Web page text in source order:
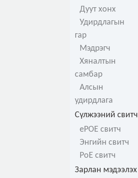
Дуут хонх
Удирдлагын
гар
Мэдрэгч
Хяналтын
самбар
Алсын
удирдлага
Сүлжээний свитч
ePOE свитч
Энгийн свитч
PoE свитч
Зарлан мэдээлэх